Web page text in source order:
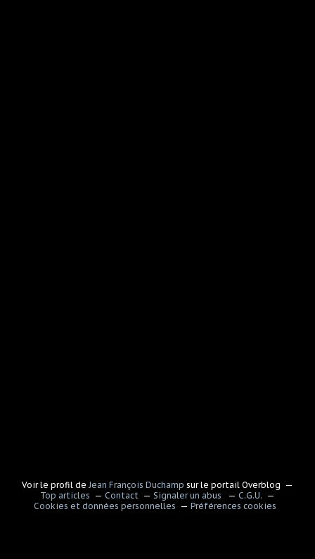
Voir le profil de Jean François Duchamp sur le portail Overblog
Top articles
Contact Signaler un abus
C.G.U.
Cookies et données personnelles
Préférences cookies